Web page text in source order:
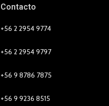
Contacto
+56 2 2954 9774
+56 2 2954 9797
+56 9 8786 7875
+56 9 9236 8515